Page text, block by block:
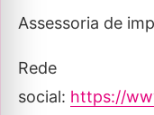
Assessoria de
Rede
social: https://